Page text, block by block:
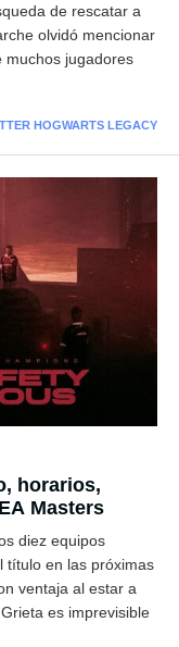
de rescatar a
olvidó mencionar
muchos jugadores
HOGWARTS LEGACY
horarios,
Masters
diez equipos
título en las próximas
ventaja al estar a
es imprevisible